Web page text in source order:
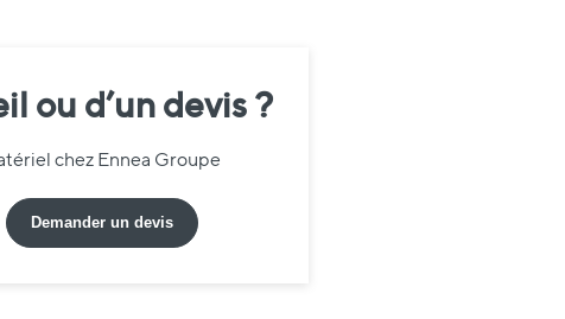
ou d’un devis ?
chez Ennea Groupe
Demander un devis